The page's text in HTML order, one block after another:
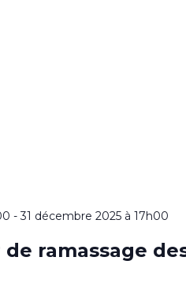
-31 décembre 2025 à 17h00
de ramassage